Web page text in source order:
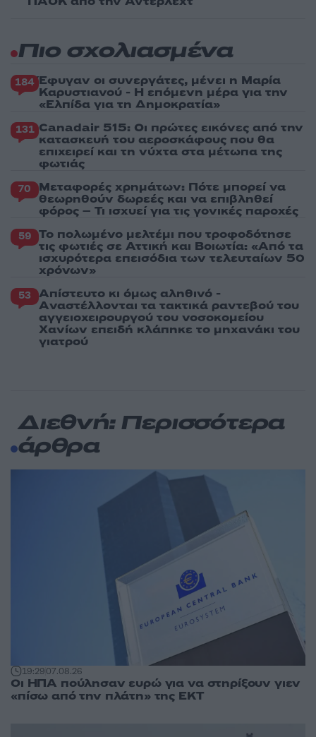
Πιο σχολιασμένα
184 Έφυγαν οι συνεργάτες, μένει η Μαρία
Καρυστιανού - Η επόμενη μέρα για την
«Ελπίδα για τη Δημοκρατία»
131 Canadair 515: Οι πρώτες εικόνες από την
κατασκευή του αεροσκάφους που θα
επιχειρεί και τη νύχτα στα μέτωπα της
φωτιάς
70 Μεταφορές χρημάτων: Πότε μπορεί να
θεωρηθούν δωρεές και να επιβληθεί
φόρος – Τι ισχυεί για τις γονικές παροχές
59 Το πολωμένο μελτέμι που τροφοδότησε
τις φωτιές σε Αττική και Βοιωτία: «Από τα
ισχυρότερα επεισόδια των τελευταίων 50
χρόνων»
53 Απίστευτο κι όμως αληθινό -
Aναστέλλονται τα τακτικά ραντεβού του
αγγειοχειρουργού του νοσοκομείου
Χανίων επειδή κλάπηκε το μηχανάκι του
γιατρού
Διεθνή: Περισσότερα
άρθρα
19:2907.08.26
Οι ΗΠΑ πούλησαν ευρώ για να στηρίξουν γιεν
«πίσω από την πλάτη» της ΕΚΤ